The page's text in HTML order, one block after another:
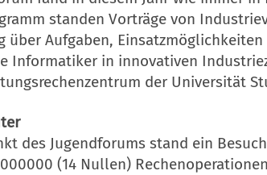
standen Vorträge von
über Aufgaben,
Informatiker in innovativen
der Universität
des Jugendforums stand ein
(14 Nullen)